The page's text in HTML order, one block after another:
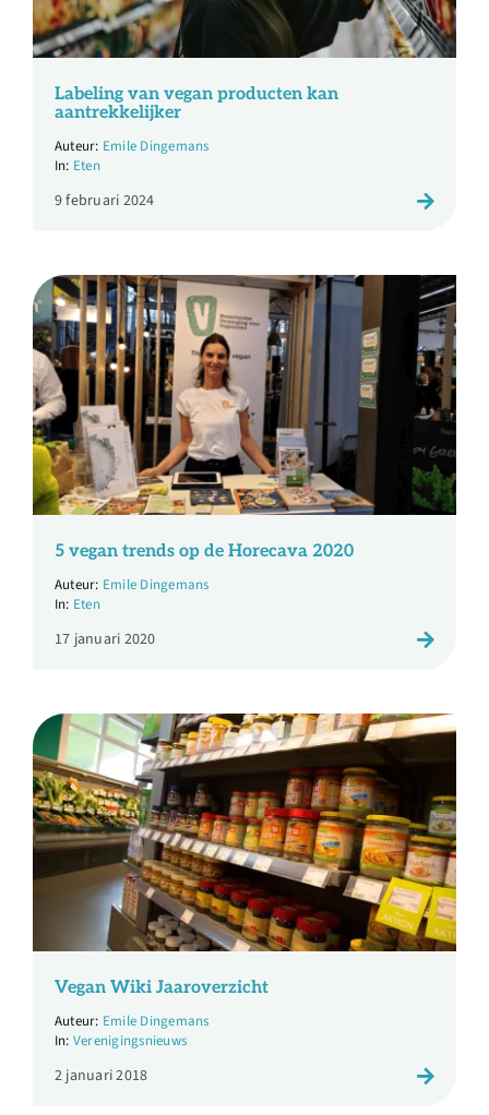
Over ons
Ondernemer
Contact
Shop
English
Labeling van vegan producten kan
aantrekkelijker
Emile Dingemans
Eten
9 februari 2024
5 vegan trends op de Horecava 2020
Emile Dingemans
Eten
17 januari 2020
Vegan Wiki Jaaroverzicht
Emile Dingemans
Verenigingsnieuws
2 januari 2018